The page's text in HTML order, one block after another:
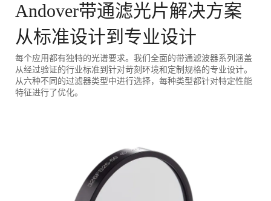
Andover带通滤光片解决方案
从标准设计到专业设计
每个应用都有独特的光谱要求。我们全面的带通滤波器系列涵盖
从经过验证的行业标准到针对苛刻环境和定制规格的专业设计。
从六种不同的过滤器类型中进行选择，每种类型都针对特定性能
特征进行了优化。